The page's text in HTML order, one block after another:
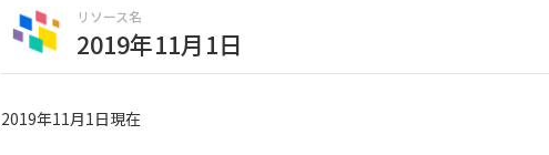
リソース名
2019年11月1日
2019年11月1日現在